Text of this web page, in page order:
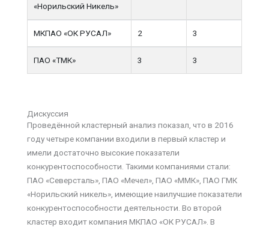
«Норильский Никель»
МКПАО «ОК РУСАЛ» 2 3
ПАО «ТМК» 3 3
Дискуссия
Проведённой кластерный анализ показал, что в 2016
году четыре компании входили в первый кластер и
имели достаточно высокие показатели
конкурентоспособности. Такими компаниями стали:
ПАО «Северсталь», ПАО «Мечел», ПАО «ММК», ПАО ГМК
«Норильский никель», имеющие наилучшие показатели
конкурентоспособности деятельности. Во второй
кластер входит компания МКПАО «ОК РУСАЛ». В